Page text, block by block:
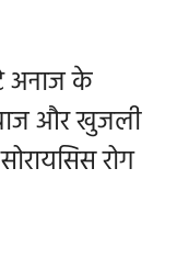
अनाज के
और खुजली
रोग